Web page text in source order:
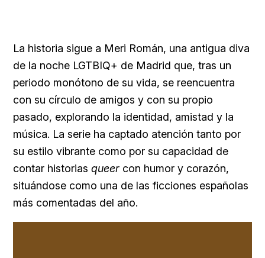
La historia sigue a Meri Román, una antigua diva
de la noche LGTBIQ+ de Madrid que, tras un
periodo monótono de su vida, se reencuentra
con su círculo de amigos y con su propio
pasado, explorando la identidad, amistad y la
música. La serie ha captado atención tanto por
su estilo vibrante como por su capacidad de
contar historias queer con humor y corazón,
situándose como una de las ficciones españolas
más comentadas del año.